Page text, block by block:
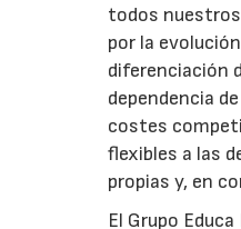
todos
por la
diferenciación
dependencia
costes
flexibles a las
propias y, en
El Grupo